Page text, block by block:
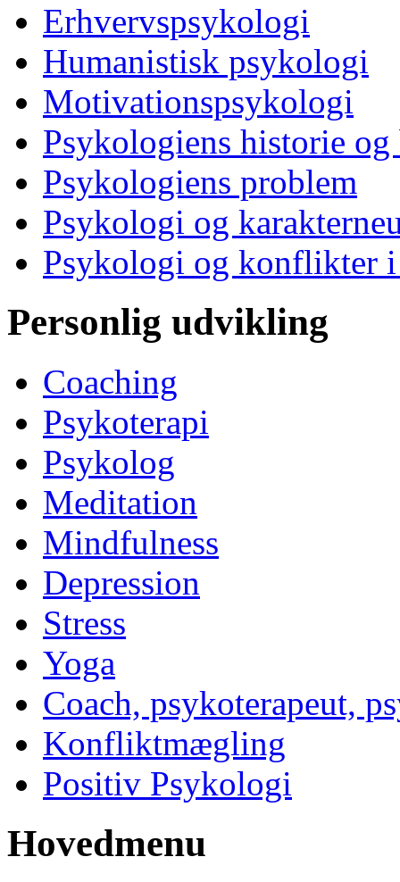
Erhvervspsykologi
Humanistisk psykologi
Motivationspsykologi
Psykologiens historie og
Psykologiens problem
Psykologi og
Psykologi og konflikter
Personlig udvikling
Coaching
Psykoterapi
Psykolog
Meditation
Mindfulness
Depression
Stress
Yoga
Coach, psykoterapeut,
Konfliktmægling
Positiv Psykologi
Hovedmenu